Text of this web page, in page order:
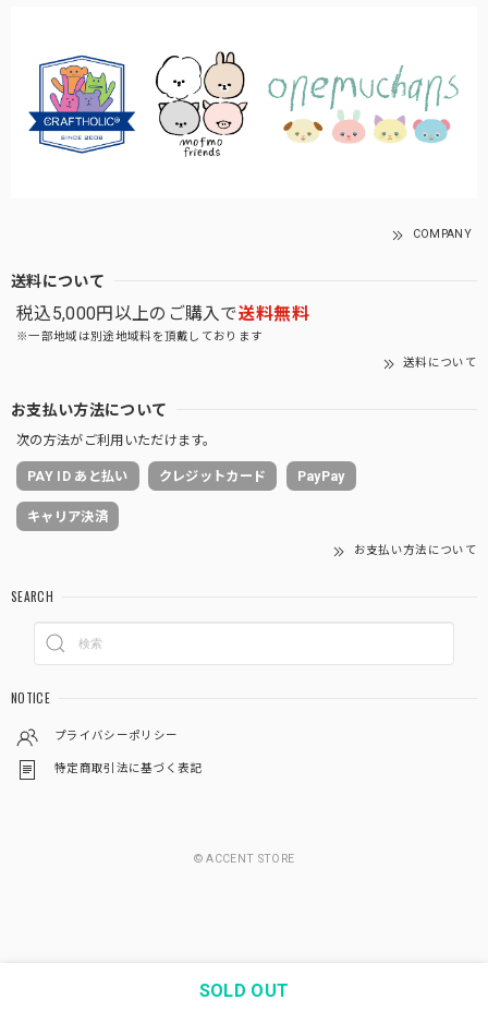
COMPANY
送料について
税込5,000円以上のご購入で送料無料
※一部地域は別途地域料を頂戴しております
送料について
お支払い方法について
次の方法がご利用いただけます。
PAY ID あと払い クレジットカード PayPay
キャリア決済
お支払い方法について
SEARCH
NOTICE
プライバシーポリシー
特定商取引法に基づく表記
© ACCENT STORE
SOLD OUT